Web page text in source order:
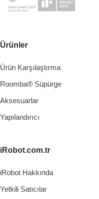
Ürünler
Ürün Karşılaştırma
Roomba® Süpürge
Aksesuarlar
Yapılandırıcı
iRobot.com.tr
iRobot Hakkında
Yetkili Satıcılar